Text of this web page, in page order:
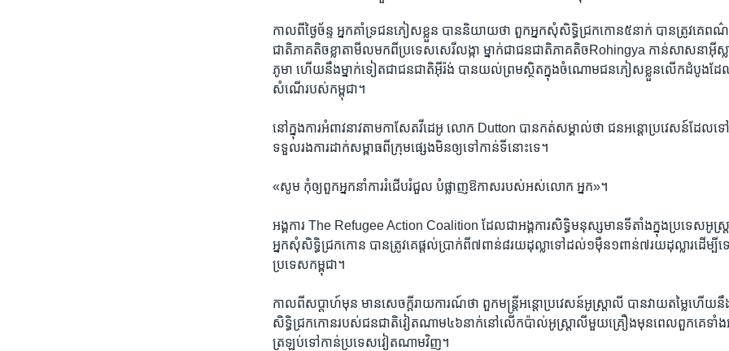
កាល​ពី​ថ្ងៃ​ច័ន្ទ ​អ្នកគាំទ្រ​ជន​ភៀស​ខ្លួន ​បាន​និយាយ​ថា ​ពួក​អ្នក​សុំ​សិទ្ធិជ្រកកោន​៥​នាក់ ​បាន​ត្រូវ​គេព
ជាតិ​ភាគ​តិចខ្លាតាមីលមក​ពី​ប្រទេស​សេរីលង្កា ​ម្នាក់​ជា​ជន​ជាតិ​ភាគ​តិចRohingya ​កាន់​សាសនា​អ៊ីស្
ភូមា ​ហើយ​នឹង​ម្នាក់​ទៀតជា​ជន​ជាតិ​អ៊ី​រ៉ង់ ​បាន​យល់​ព្រមស្ថិតក្នុង​ចំណោម​ជន​ភៀស​ខ្លួន​លើក​ដំបូង​ដ
សំណើ​របស់​កម្ពុជា។
នៅ​ក្នុង​ការ​អំពាវនាវ​តាមកាសែត​វីដេអូ ​លោក Dutton ​បាន​កត់សម្គាល់​ថា ​ជន​អន្តោ​ប្រវេសន៍​ដែល​ទ
ទទួលរង​ការ​ដាក់​សម្ពាធ​ពីក្រុម​ផ្សេង​មិនឲ្យទៅ​កាន់​ទី​នោះ​ទេ។
«សូម​ កុំ​ឲ្យពួក​អ្នកនាំការ​រំជើប​រំជួល​ ​បំផ្លាញឱកាសរបស់​អស់​លោក ​អ្នក‍»។
អង្គការ The Refugee Action Coalition ​ដែល​ជាអង្គការ​សិទ្ធិ​មនុស្ស​មាន​ទីតាំង​ក្នុង​ប្រទេស​អូ
អ្នក​សុំ​សិទ្ធិ​ជ្រក​កោន ​បាន​ត្រូវ​គេ​ផ្តល់​ប្រាក់​ពី​៧​ពាន់​៨រយ​ដុល្លា​ទៅ​ដល់​១ម៉ឺន១ពាន់​៧រយ​ដុល្លារ​ដើម្
ប្រទេស​កម្ពុជា។
កាល​ពី​សប្តាហ៍​មុន ​មាន​សេចក្តី​រាយការណ៍​ថា ​ពួក​មន្រ្តី​អន្តោប្រវេសន៍​អូស្រ្តាលី ​បាន​វាយ​តម្លៃហើយ​
សិទ្ធិ​ជ្រកកោន​របស់​ជន​ជាតិវៀត​ណាម​៤៦​នាក់​នៅ​លើ​កប៉ាល់​អូស្រ្តាលីមួយ​គ្រឿងមុនពេល​ពួកគេ​ទាំង
ត្រឡប់​ទៅ​កាន់​ប្រទេស​វៀត​ណាម​វិញ។